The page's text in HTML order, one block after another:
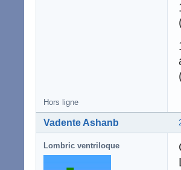
Hors ligne
Vadente Ashanb
Lombric ventriloque